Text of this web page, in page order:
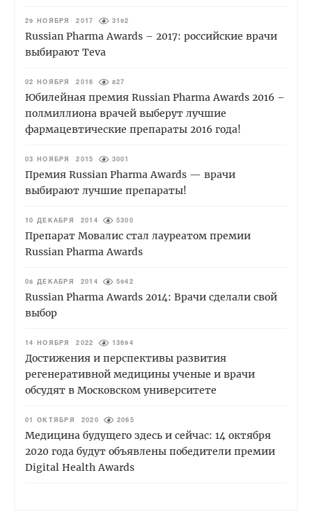
29 НОЯБРЯ 2017 3192
Russian Pharma Awards – 2017: российские врачи
выбирают Teva
02 НОЯБРЯ 2016 827
Юбилейная премия Russian Pharma Awards 2016 –
полмиллиона врачей выберут лучшие
фармацевтические препараты 2016 года!
03 НОЯБРЯ 2015 3001
Премия Russian Pharma Awards — врачи
выбирают лучшие препараты!
10 ДЕКАБРЯ 2014 5300
Препарат Мовалис стал лауреатом премии
Russian Pharma Awards
08 ДЕКАБРЯ 2014 5942
Russian Pharma Awards 2014: Врачи сделали свой
выбор
14 НОЯБРЯ 2022 13694
Достижения и перспективы развития
регенеративной медицины ученые и врачи
обсудят в Московском университете
01 ОКТЯБРЯ 2020 2065
Медицина будущего здесь и сейчас: 14 октября
2020 года будут объявлены победители премии
Digital Health Awards